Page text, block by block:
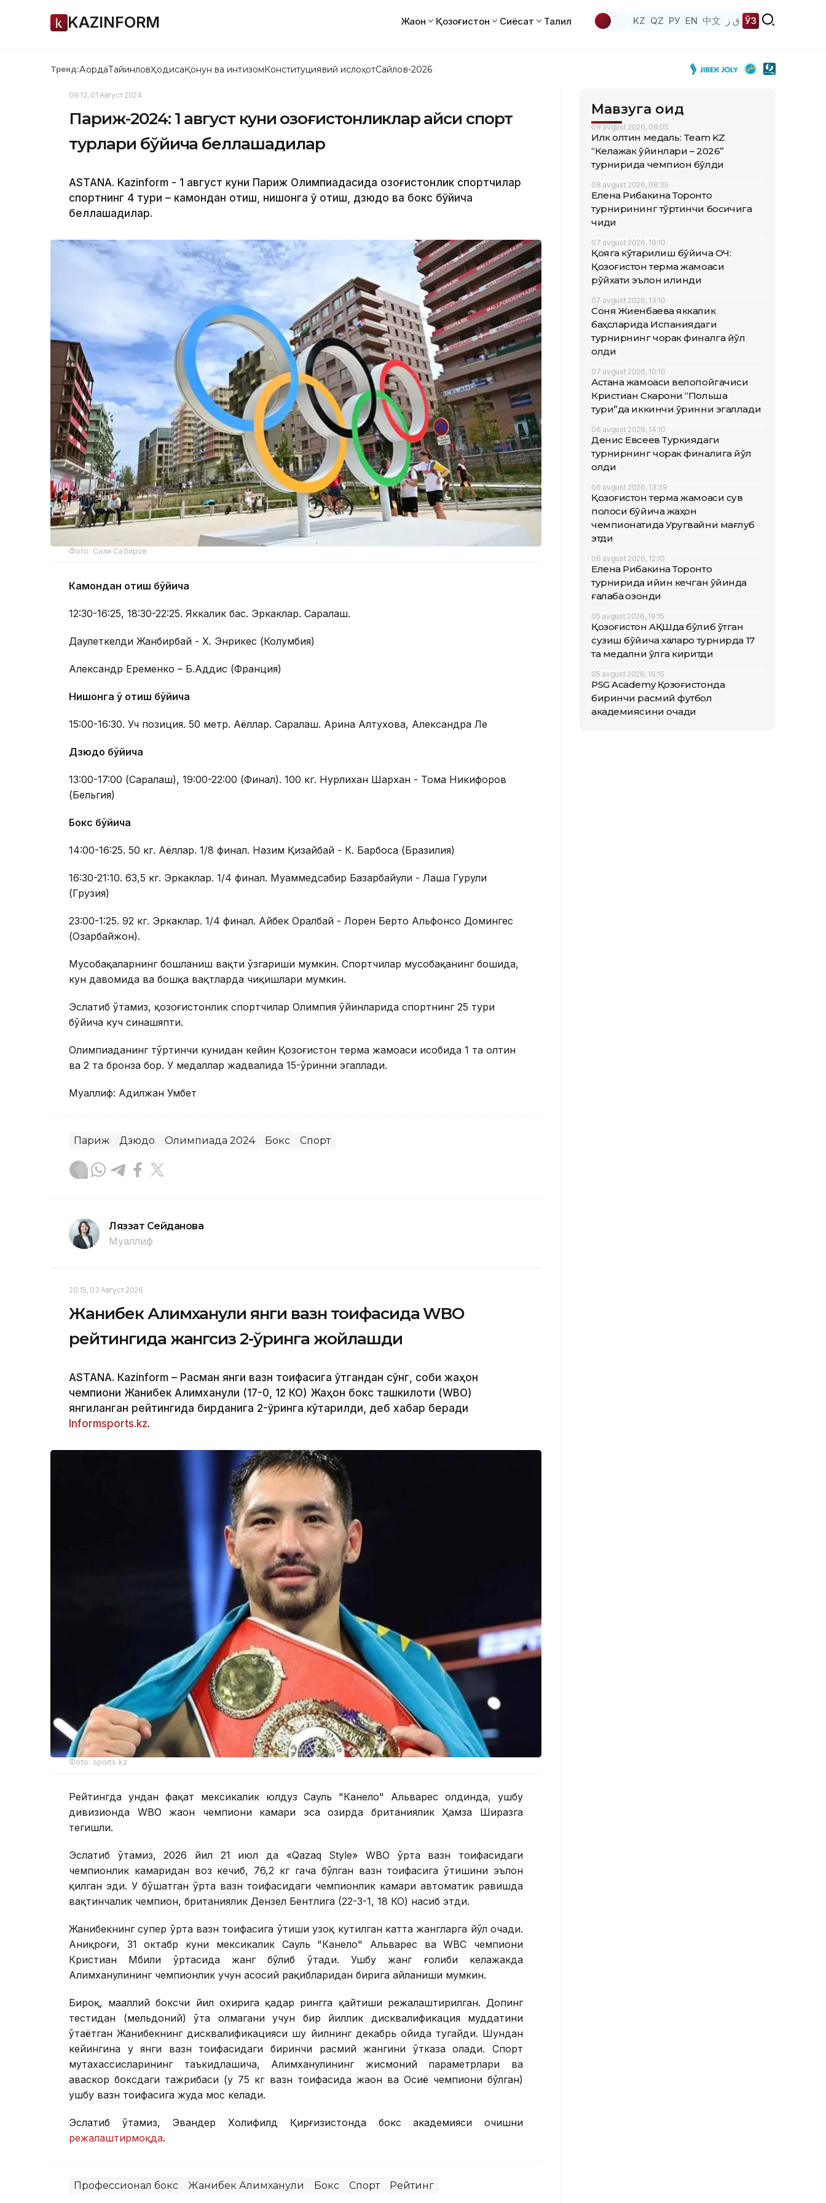
KAZINFORM Жаҳон Қозоғистон Сиёсат Таҳлил KZ QZ РУ EN 中文 ق ز ЎЗ
Тренд:АқордаТайинловҲодисаҚонун ва интизомКонституциявий ислоҳотСайлов-2026
09:12, 01 Август 2024
Париж-2024: 1 август куни қозоғистонликлар қайси спорт
турлари бўйича беллашадилар
ASTANA. Kazinform - 1 август куни Париж Олимпиадасида қозоғистонлик спортчилар
спортнинг 4 тури – камондан отиш, нишонга ўқ отиш, дзюдо ва бокс бўйича
беллашадилар.
Фото: Сали Сабиров
Камондан отиш бўйича
12:30-16:25, 18:30-22:25. Яккалик баҳс. Эркаклар. Саралаш.
Даулеткелди Жанбирбай - Х. Энрикес (Колумбия)
Александр Еременко – Б.Аддис (Франция)
Нишонга ўқ отиш бўйича
15:00-16:30. Уч позиция. 50 метр. Аёллар. Саралаш. Арина Алтухова, Александра Ле
Дзюдо бўйича
13:00-17:00 (Саралаш), 19:00-22:00 (Финал). 100 кг. Нурлихан Шархан - Тома Никифоров
(Бельгия)
Бокс бўйича
14:00-16:25. 50 кг. Аёллар. 1/8 финал. Назим Қизайбай - К. Барбоса (Бразилия)
16:30-21:10. 63,5 кг. Эркаклар. 1/4 финал. Муҳаммедсабир Базарбайули - Лаша Гурули
(Грузия)
23:00-1:25. 92 кг. Эркаклар. 1/4 финал. Айбек Оралбай - Лорен Берто Альфонсо Домингес
(Озарбайжон).
Мусобақаларнинг бошланиш вақти ўзгариши мумкин. Спортчилар мусобақанинг бошида,
кун давомида ва бошқа вақтларда чиқишлари мумкин.
Эслатиб ўтамиз, қозоғистонлик спортчилар Олимпия ўйинларида спортнинг 25 тури
бўйича куч синашяпти.
Олимпиаданинг тўртинчи кунидан кейин Қозоғистон терма жамоаси ҳисобида 1 та олтин
ва 2 та бронза бор. У медаллар жадвалида 15-ўринни эгаллади.
Муаллиф: Адилжан Умбет
Париж Дзюдо Олимпиада 2024 Бокс Спорт
Ляззат Сейданова
Муаллиф
20:15, 03 Август 2026
Жанибек Алимханули янги вазн тоифасида WBO
рейтингида жангсиз 2-ўринга жойлашди
ASTANА. Кazinform – Расман янги вазн тоифасига ўтгандан сўнг, собиқ жаҳон
чемпиони Жанибек Алимханули (17-0, 12 КО) Жаҳон бокс ташкилоти (WBО)
янгиланган рейтингида бирданига 2-ўринга кўтарилди, деб хабар беради
Informsports.kz.
Фото: sports.kz
Рейтингда ундан фақат мексикалик юлдуз Сауль "Канело" Альварес олдинда, ушбу
дивизионда WBО жаҳон чемпиони камари эса ҳозирда британиялик Ҳамза Ширазга
тегишли.
Эслатиб ўтамиз, 2026 йил 21 июл да «Qazaq Style» WВО ўрта вазн тоифасидаги
чемпионлик камаридан воз кечиб, 76,2 кг гача бўлган вазн тоифасига ўтишини эълон
қилган эди. У бўшатган ўрта вазн тоифасидаги чемпионлик камари автоматик равишда
вақтинчалик чемпион, британиялик Дензел Бентлига (22-3-1, 18 КО) насиб этди.
Жанибекнинг супер ўрта вазн тоифасига ўтиши узоқ кутилган катта жангларга йўл очади.
Аниқроғи, 31 октабр куни мексикалик Сауль "Канело" Альварес ва WВC чемпиони
Кристиан Мбили ўртасида жанг бўлиб ўтади. Ушбу жанг ғолиби келажакда
Алимханулининг чемпионлик учун асосий рақибларидан бирига айланиши мумкин.
Бироқ, маҳаллий боксчи йил охирига қадар рингга қайтиши режалаштирилган. Допинг
тестидан (мельдоний) ўта олмагани учун бир йиллик дисквалификация муддатини
ўтаётган Жанибекнинг дисквалификацияси шу йилнинг декабрь ойида тугайди. Шундан
кейингина у янги вазн тоифасидаги биринчи расмий жангини ўтказа олади. Спорт
мутахассисларининг таъкидлашича, Алимханулининг жисмоний параметрлари ва
ҳаваскор боксдаги тажрибаси (у 75 кг вазн тоифасида жаҳон ва Осиё чемпиони бўлган)
ушбу вазн тоифасига жуда мос келади.
Эслатиб ўтамиз, Эвандер Холифилд Қирғизистонда бокс академияси очишни
режалаштирмоқда.
Профессионал бокс Жанибек Алимханули Бокс Спорт Рейтинг
Мавзуга оид
09 avgust 2026, 08:05
Илк олтин медаль: Team KZ
“Келажак ўйинлари – 2026”
турнирида чемпион бўлди
08 avgust 2026, 08:35
Елена Рибакина Торонто
турнирининг тўртинчи босқичига
чиқди
07 avgust 2026, 19:10
Қояга кўтарилиш бўйича ОЧ:
Қозоғистон терма жамоаси
рўйхати эълон қилинди
07 avgust 2026, 13:10
Соня Жиенбаева яккалик
баҳсларида Испаниядаги
турнирнинг чорак финалга йўл
олди
07 avgust 2026, 10:10
Астана жамоаси велопойгачиси
Кристиан Скарони “Польша
тури”да иккинчи ўринни эгаллади
06 avgust 2026, 14:10
Денис Евсеев Туркиядаги
турнирнинг чорак финалига йўл
олди
06 avgust 2026, 13:39
Қозоғистон терма жамоаси сув
полоси бўйича жаҳон
чемпионатида Уругвайни мағлуб
этди
06 avgust 2026, 12:10
Елена Рибакина Торонто
турнирида қийин кечган ўйинда
ғалаба қозонди
05 avgust 2026, 19:15
Қозоғистон АҚШда бўлиб ўтган
сузиш бўйича халқаро турнирда 17
та медални қўлга киритди
05 avgust 2026, 16:15
PSG Academy Қозоғистонда
биринчи расмий футбол
академиясини очади